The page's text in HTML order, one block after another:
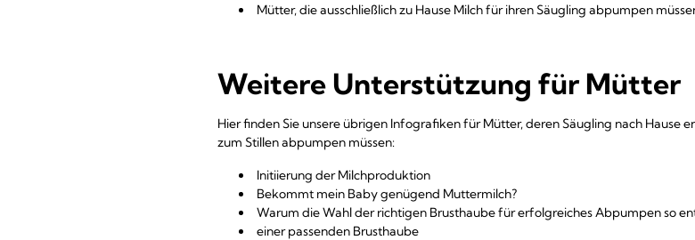
Mütter, die ausschließlich zu Hause Milch für ihren Säugling abpumpen
Weitere Unterstützung für Mütter
Hier finden Sie unsere übrigen Infografiken für Mütter, deren Säugling nach Hause
zum Stillen abpumpen müssen:
Initiierung der Milchproduktion
Bekommt mein Baby genügend Muttermilch?
Warum die Wahl der richtigen Brusthaube für erfolgreiches Abpumpen so
einer passenden Brusthaube